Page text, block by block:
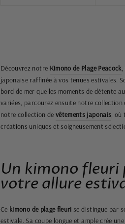
Découvrez notre Kimono de Plage Peacock,
japonaise raffinée à vos tenues estivales.
bord de mer que les moments de détente
variées, parcourez ensuite notre collection
notre collection de vêtements japonais, où
créations uniques et soigneusement
Un kimono
votre allure
Ce kimono de plage fleuri se distingue par
estivale. Sa coupe longue et ample crée